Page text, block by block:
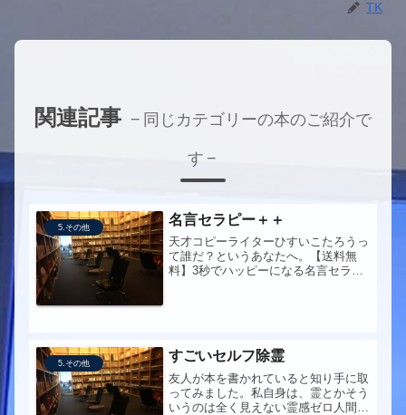
TK
関連記事
同じカテゴリーの本のご紹介で
す
5.その他 名言セラピー＋＋
天才コピーライターひすいこたろうっ
て誰だ？というあなたへ。【送料無
料】3秒でハッピーになる名言セラピ
5.その他 すごいセルフ除霊
友人が本を書かれていると知り手に取
ってみました。私自身は、霊とかそう
いうのは全く見えない霊感ゼロ人間な